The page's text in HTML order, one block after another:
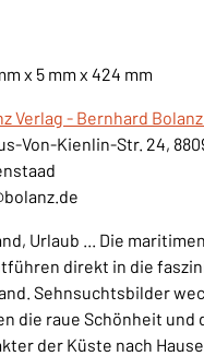
x 5 mm x 424 mm
Verlag - Bernhard Bolanz
Von-Kienlin-Str. 24,
Urlaub ... Die
direkt in die
Sehnsuchtsbilder
die raue Schönheit und
der Küste nach